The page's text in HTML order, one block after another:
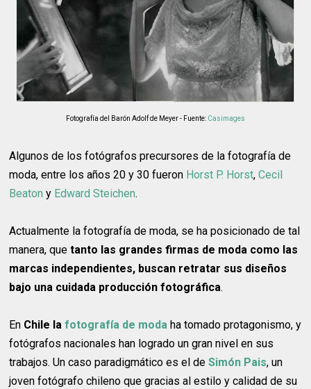
Fotografía del Barón Adolf de Meyer - Fuente: Casimages
Algunos de los fotógrafos precursores de la fotografía de
moda, entre los años 20 y 30 fueron Horst P. Horst,Cecil
Beaton y Edward Steichen.
Actualmente la fotografía de moda, se ha posicionado de tal
manera, que tanto las grandes firmas de moda como las
marcas independientes, buscan retratar sus diseños
bajo una cuidada producción fotográfica.
En Chile lafotografía de moda ha tomado protagonismo, y
fotógrafos nacionales han logrado un gran nivel en sus
trabajos. Un caso paradigmático es el deSimón Pais, un
joven fotógrafo chileno que gracias al estilo y calidad de su